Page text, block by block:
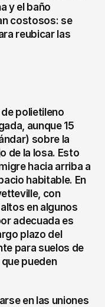
y el baño
costosos: se
reubicar las
polietileno
aunque 15
sobre la
de la losa. Esto
hacia arriba a
habitable. En
con
en algunos
adecuada es
plazo del
para suelos de
pueden
en las uniones